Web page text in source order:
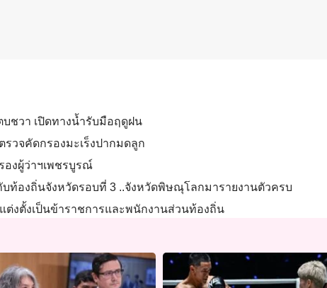
ชวา เปิดทางน้ำรับมือฤดูฝน
วจคัดกรองมะเร็งปากมดลูก
องผู้ว่าฯเพชรบูรณ์
ท้องถิ่นจังหวัดรอบที่ 3 ..จังหวัดพิษณุโลกมารายงานตัวครบ
แต่งตั้งเป็นข้าราชการและพนักงานส่วนท้องถิ่น